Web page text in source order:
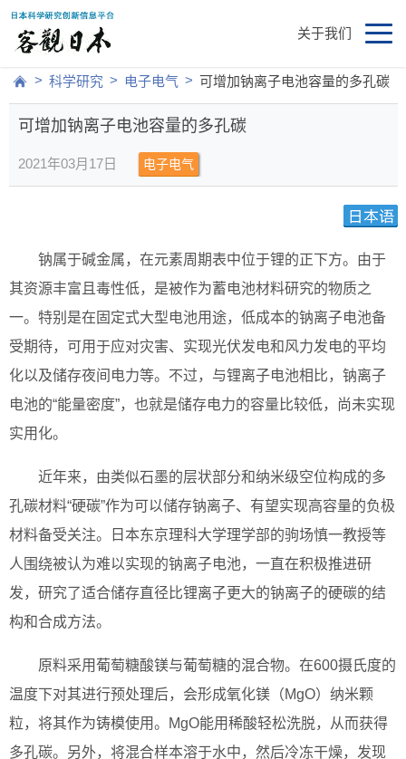
关于我们
> 科学研究 > 电子电气 > 可增加钠离子电池容量的多孔碳
可增加钠离子电池容量的多孔碳
2021年03月17日 电子电气
钠属于碱金属，在元素周期表中位于锂的正下方。由于
其资源丰富且毒性低，是被作为蓄电池材料研究的物质之
一。特别是在固定式大型电池用途，低成本的钠离子电池备
受期待，可用于应对灾害、实现光伏发电和风力发电的平均
化以及储存夜间电力等。不过，与锂离子电池相比，钠离子
电池的“能量密度”，也就是储存电力的容量比较低，尚未实现
实用化。
近年来，由类似石墨的层状部分和纳米级空位构成的多
孔碳材料“硬碳”作为可以储存钠离子、有望实现高容量的负极
材料备受关注。日本东京理科大学理学部的驹场慎一教授等
人围绕被认为难以实现的钠离子电池，一直在积极推进研
发，研究了适合储存直径比锂离子更大的钠离子的硬碳的结
构和合成方法。
原料采用葡萄糖酸镁与葡萄糖的混合物。在600摄氏度的
温度下对其进行预处理后，会形成氧化镁（MgO）纳米颗
粒，将其作为铸模使用。MgO能用稀酸轻松洗脱，从而获得
多孔碳。另外，将混合样本溶于水中，然后冷冻干燥，发现